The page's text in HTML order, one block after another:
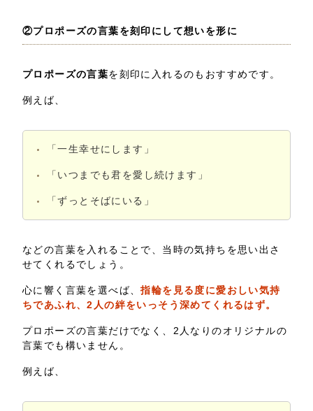
②プロポーズの言葉を刻印にして想いを形に
プロポーズの言葉を刻印に入れるのもおすすめです。
例えば、
「一生幸せにします」
「いつまでも君を愛し続けます」
「ずっとそばにいる」
などの言葉を入れることで、当時の気持ちを思い出さ
せてくれるでしょう。
心に響く言葉を選べば、指輪を見る度に愛おしい気持
ちであふれ、2人の絆をいっそう深めてくれるはず。
プロポーズの言葉だけでなく、2人なりのオリジナルの
言葉でも構いません。
例えば、